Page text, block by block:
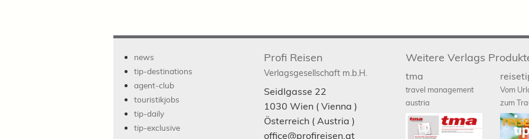
news
tip-destinations
agent-club
touristikjobs
tip-daily
tip-exclusive
Profi Reisen
Verlagsgesellschaft m.b.H.
Seidlgasse 22
1030 Wien ( Vienna )
Österreich ( Austria )
office@profireisen.at
Weitere Verlags
tma
travel management
austria
Vom
zum